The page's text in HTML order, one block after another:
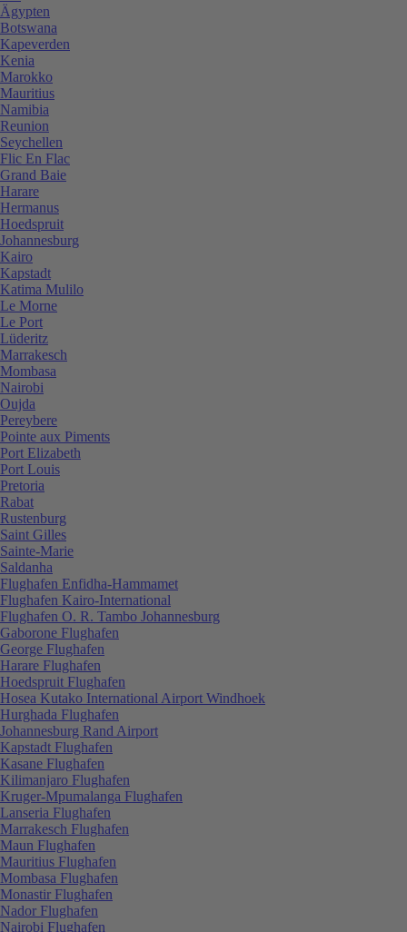
Ägypten
Botswana
Kapeverden
Kenia
Marokko
Mauritius
Namibia
Reunion
Seychellen
Flic En Flac
Grand Baie
Harare
Hermanus
Hoedspruit
Johannesburg
Kairo
Kapstadt
Katima Mulilo
Le Morne
Le Port
Lüderitz
Marrakesch
Mombasa
Nairobi
Oujda
Pereybere
Pointe aux Piments
Port Elizabeth
Port Louis
Pretoria
Rabat
Rustenburg
Saint Gilles
Sainte-Marie
Saldanha
Flughafen Enfidha-Hammamet
Flughafen Kairo-International
Flughafen O. R. Tambo Johannesburg
Gaborone Flughafen
George Flughafen
Harare Flughafen
Hoedspruit Flughafen
Hosea Kutako International Airport Windhoek
Hurghada Flughafen
Johannesburg Rand Airport
Kapstadt Flughafen
Kasane Flughafen
Kilimanjaro Flughafen
Kruger-Mpumalanga Flughafen
Lanseria Flughafen
Marrakesch Flughafen
Maun Flughafen
Mauritius Flughafen
Mombasa Flughafen
Monastir Flughafen
Nador Flughafen
Nairobi Flughafen